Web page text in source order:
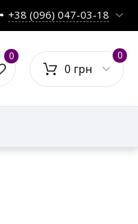
+38 (096) 047-03-18
0
0 грн
0